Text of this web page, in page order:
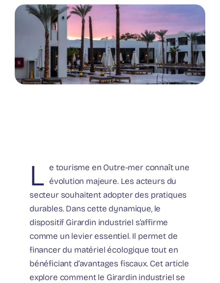
L e tourisme en Outre-mer connaît une
évolution majeure. Les acteurs du
secteur souhaitent adopter des pratiques
durables. Dans cette dynamique, le
dispositif Girardin industriel s’affirme
comme un levier essentiel. Il permet de
financer du matériel écologique tout en
bénéficiant d’avantages fiscaux. Cet article
explore comment le Girardin industriel se